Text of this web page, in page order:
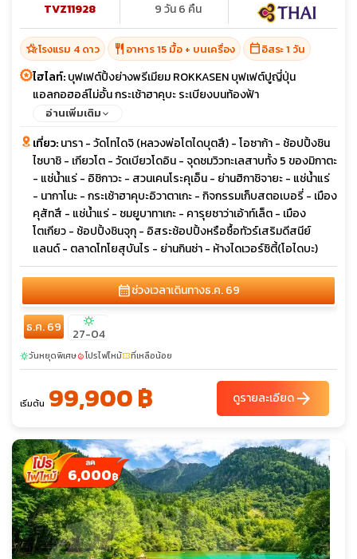
TVZ11928
9 วัน 6 คืน
hotel_classโรงแรม 4 ดาว restaurant อาหาร 15 มื้อ + บนเครื่อง calendar_todayอิสระ 1 วัน
ไฮไลท์:บุฟเฟต์ปิ้งย่างพรีเมียม ROKKASEN บุฟเฟต์ปูญี่ปุ่น
แอลกอฮอล์ไม่อั้น กระเช้าฮาคุบะ ระเบียงบนท้องฟ้า
อ่านเพิ่มเติม
เที่ยว:นารา - วัดโทไดจิ (หลวงพ่อโตไดบุตสึ) - โอซาก้า - ช้อปปิ้งชิน
ไซบาชิ - เกียวโต - วัดเบียวโดอิน - จุดชมวิวทะเลสาบทั้ง 5 ของมิกาตะ
- แช่น้ำแร่ - อิชิกาวะ - สวนเคนโระคุเอ็น - ย่านฮิกาชิจายะ - แช่น้ำแร่
- นากาโนะ - กระเช้าฮาคุบะอิวาตาเกะ - กิจกรรมเก็บสตอเบอรี่ - เมือง
คุสัทสึ - แช่น้ำแร่ - ชมยูบาทาเกะ - คารุยซาว่าเอ้าท์เล็ต - เมือง
โตเกียว - ช้อปปิ้งชินจุกุ - อิสระช้อปปิ้งหรือซื้อทัวร์เสริมดีสนีย์
แลนด์ - ตลาดโทโยสุบันไร - ย่านกินซ่า - ห้างไดเวอร์ซิตี้(โอไดบะ)
calendar_monthช่วงเวลาเดินทางธ.ค. 69
ธ.ค. 69 sunny
27-04
sunnyวันหยุดพิเศษlocal_fire_departmentโปรไฟไหม้confirmation_numberที่เหลือน้อย
เริ่มต้น 99,900 ฿ ดูรายละเอียดarrow_forward
6,000฿